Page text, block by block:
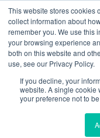
This website stores cookies
collect information about
remember you. We use this
your browsing experience
both on this website and
use, see our Privacy Policy.
If you decline, your
website. A single cookie
your preference not to
Aller
au
contenu
principal
01 84 20 18 48
Spécialiste
de la
à Paris